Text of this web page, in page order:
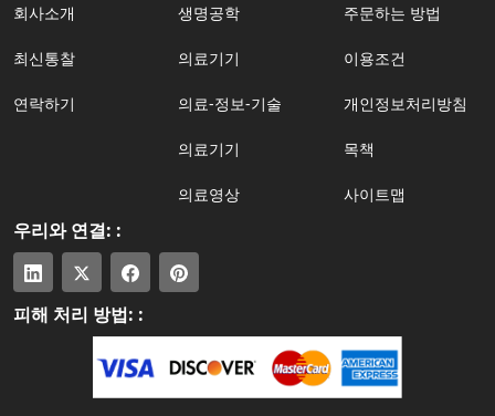
회사소개
최신통찰
연락하기
생명공학
의료기기
의료-정보-기술
의료기기
의료영상
주문하는 방법
이용조건
개인정보처리방침
목책
사이트맵
우리와 연결: :
피해 처리 방법: :